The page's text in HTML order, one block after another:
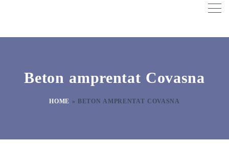
Beton amprentat Covasna
HOME »BETON AMPRENTAT COVASNA